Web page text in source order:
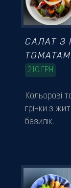
Кольорові
грінки з
базилік.
САЛАТ З
210 ГРН